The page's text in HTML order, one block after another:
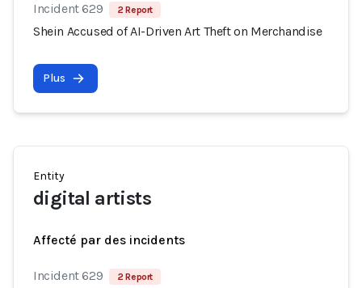
Incident 629 2 Report
Shein Accused of AI-Driven Art Theft on Merchandise
Plus
Entity
digital artists
Affecté par des incidents
Incident 629 2 Report